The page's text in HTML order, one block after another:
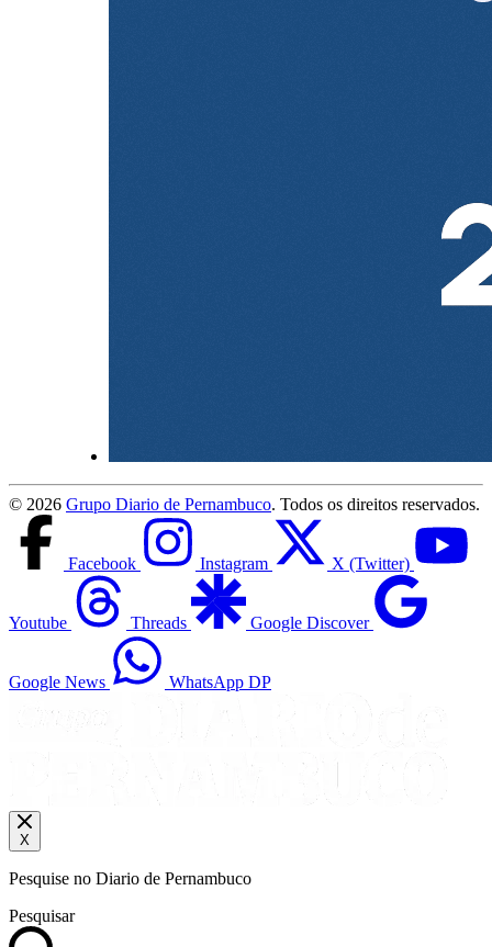
© 2026 Grupo Diario de Pernambuco. Todos os direitos reservados.
Facebook Instagram X (Twitter)
Youtube Threads Google Discover
Google News WhatsApp DP
X
Pesquise no Diario de Pernambuco
Pesquisar